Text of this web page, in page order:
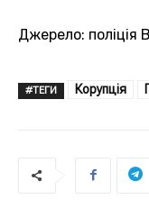
Джерело: поліція
#ТЕГИ Корупція